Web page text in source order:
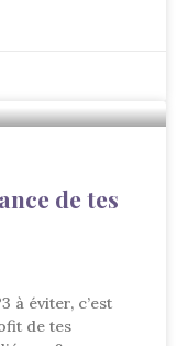
de tes
à éviter, c’est
de tes